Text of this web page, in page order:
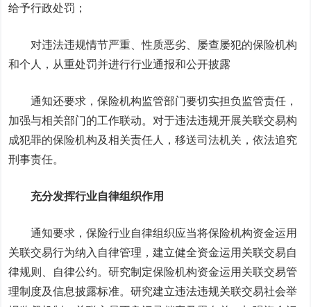
给予行政处罚；
对违法违规情节严重、性质恶劣、屡查屡犯的保险机构
和个人，从重处罚并进行行业通报和公开披露
通知还要求，保险机构监管部门要切实担负监管责任，
加强与相关部门的工作联动。对于违法违规开展关联交易构
成犯罪的保险机构及相关责任人，移送司法机关，依法追究
刑事责任。
充分发挥行业自律组织作用
通知要求，保险行业自律组织应当将保险机构资金运用
关联交易行为纳入自律管理，建立健全资金运用关联交易自
律规则、自律公约。研究制定保险机构资金运用关联交易管
理制度及信息披露标准。研究建立违法违规关联交易社会举